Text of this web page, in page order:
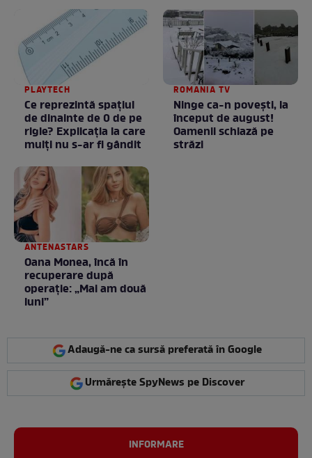
PLAYTECH
Ce reprezintă spaţiul
de dinainte de 0 de pe
rigle? Explicaţia la care
mulţi nu s-ar fi gândit
ROMANIA TV
Ninge ca-n povești, la
început de august!
Oamenii schiază pe
străzi
ANTENASTARS
Oana Monea, încă în
recuperare după
operație: „Mai am două
luni”
Adaugă-ne ca sursă preferată în Google
Urmărește SpyNews pe Discover
INFORMARE